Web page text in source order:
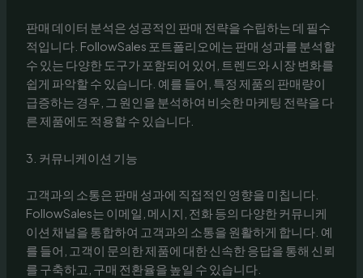
판매 데이터 분석은 성공적인 판매 전략을 수립하는 데 필수
적입니다. FollowSales 포트폴리오에는 판매 성과를 분석할
수 있는 다양한 도구가 포함되어 있어, 트렌드와 시장 변화를
쉽게 파악할 수 있습니다. 예를 들어, 특정 제품의 판매량이
급증하는 경우, 그 원인을 분석하여 비슷한 마케팅 전략을 다
른 제품에도 적용할 수 있습니다.
3. 커뮤니케이션 기능
고객과의 소통은 판매 성과에 직접적인 영향을 미칩니다.
FollowSales는 이메일, 메시지, 전화 등의 다양한 커뮤니케
이션 채널을 통합하여 고객과의 소통을 원활하게 합니다. 예
를 들어, 고객이 문의한 제품에 대한 신속한 응답을 통해 신뢰
를 구축하고, 구매 전환율을 높일 수 있습니다.